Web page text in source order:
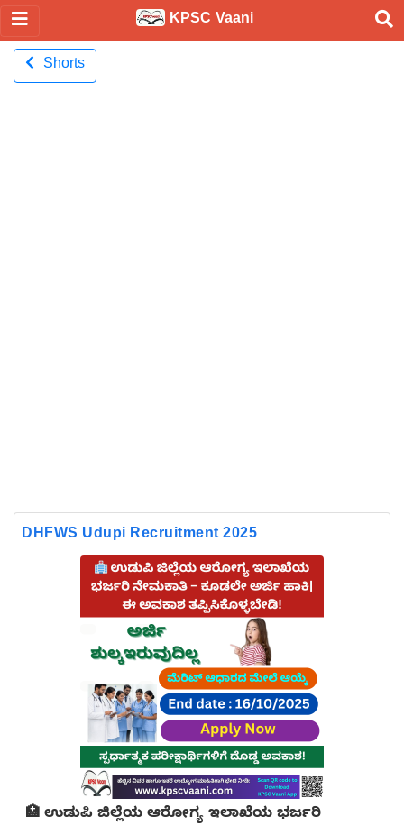
KPSC Vaani
Shorts
DHFWS Udupi Recruitment 2025
🏥 ಉಡುಪಿ ಜಿಲ್ಲೆಯ ಆರೋಗ್ಯ ಇಲಾಖೆಯ ಭರ್ಜರಿ